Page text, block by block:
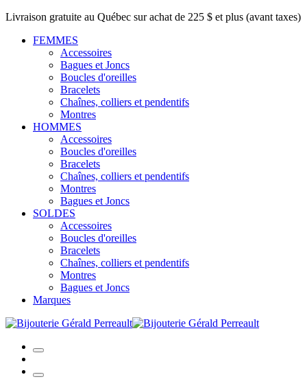
Livraison gratuite au Québec sur achat de 225 $ et plus (avant taxes)
FEMMES
Accessoires
Bagues et Joncs
Boucles d'oreilles
Bracelets
Chaînes, colliers et pendentifs
Montres
HOMMES
Accessoires
Boucles d'oreilles
Bracelets
Chaînes, colliers et pendentifs
Montres
Bagues et Joncs
SOLDES
Accessoires
Boucles d'oreilles
Bracelets
Chaînes, colliers et pendentifs
Montres
Bagues et Joncs
Marques